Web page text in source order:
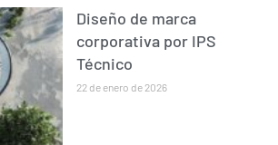
Diseño de marca
corporativa por IPS
Técnico
22 de enero de 2026